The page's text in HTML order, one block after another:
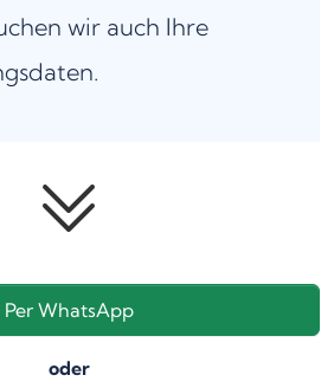
wir auch Ihre
Per WhatsApp
oder